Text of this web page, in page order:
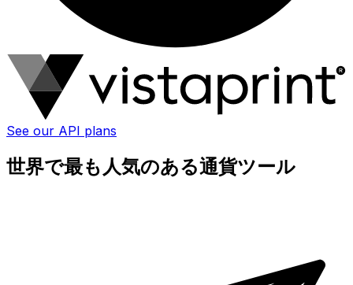
See our API plans
世界で最も人気のある通貨ツール